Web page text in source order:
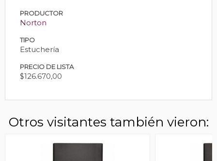
PRODUCTOR
Norton
TIPO
Estuchería
PRECIO DE LISTA
$126.670,00
Otros visitantes también vieron: